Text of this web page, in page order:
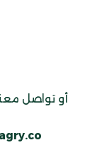
أو تواصل
.co